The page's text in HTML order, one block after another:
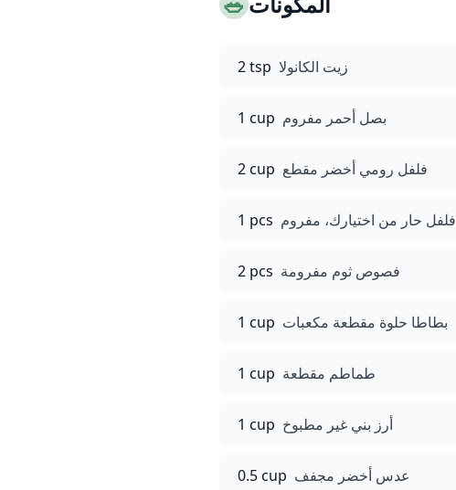
2 tsp زيت الكانولا
1 cup بصل أحمر مفروم
2 cup فلفل رومي أخضر مقطع
1 pcs فلفل حار من اختيارك، مفروم
2 pcs فصوص ثوم مفرومة
1 cup بطاطا حلوة مقطعة مكعبات
1 cup طماطم مقطعة
1 cup أرز بني غير مطبوخ
0.5 cup عدس أخضر مجفف